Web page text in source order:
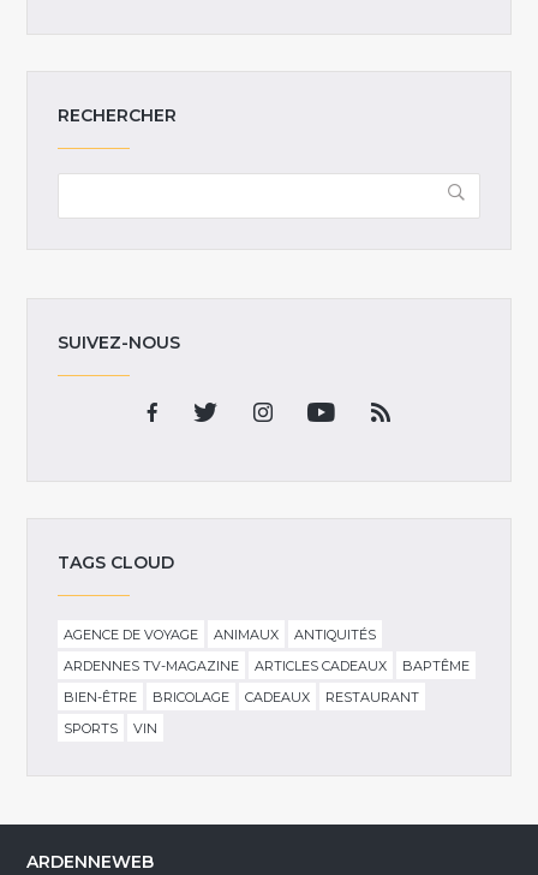
RECHERCHER
SUIVEZ-NOUS
TAGS CLOUD
AGENCE DE VOYAGE ANIMAUX
ANTIQUITÉS
ARDENNES TV-MAGAZINE
ARTICLES CADEAUX
BAPTÊME
BIEN-ÊTRE
BRICOLAGE CADEAUX
RESTAURANT
SPORTS
VIN
ARDENNEWEB